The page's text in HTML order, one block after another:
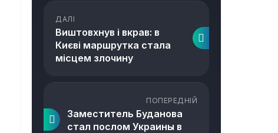
ДАЛІ
Виштовхнув і вкрав: в
Києві маршрутка стала
місцем злочину
ПОПЕРЕДНІЙ
Заместитель Буданова
стал послом Украины в